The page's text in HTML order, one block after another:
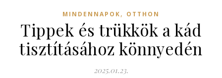
MINDENNAPOK, OTTHON
Tippek és trükkök a kád
tisztításához könnyedén
2025.01.23.